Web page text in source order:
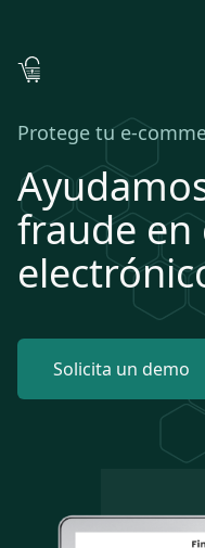
Protege tu e-
fraude
Solicita un demo